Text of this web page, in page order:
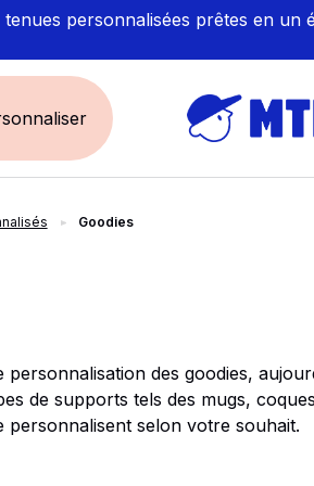
personnalisées prêtes en un
UNIVERS
Artisan / BTP / Industrie
Goodies
des goodies,
de supports tels des mugs,
personnalisent selon votre souhait.